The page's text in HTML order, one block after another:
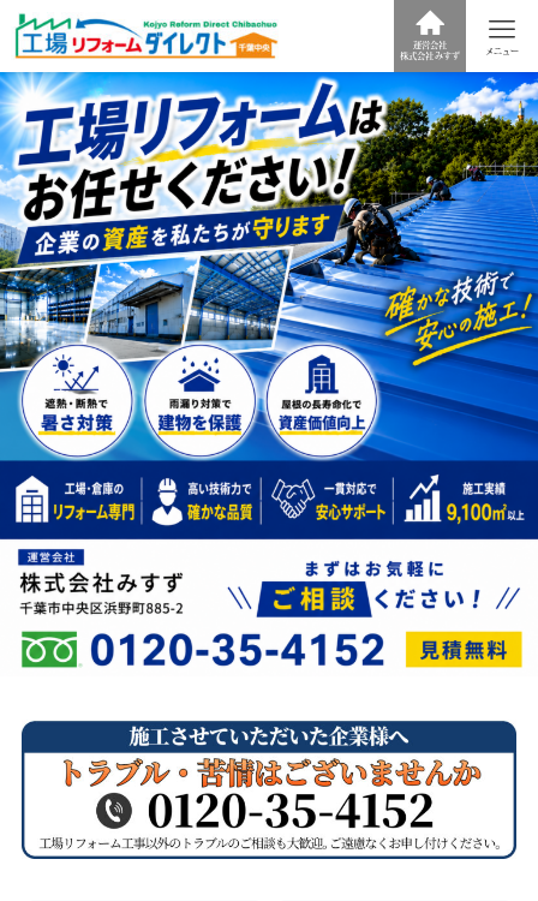
運営会社
株式会社みすず
メニュー